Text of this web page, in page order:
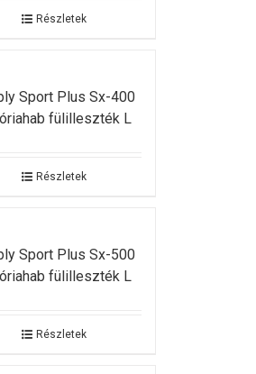
Részletek
Sport Plus Sx-400
fülilleszték L
Részletek
Sport Plus Sx-500
fülilleszték L
Részletek